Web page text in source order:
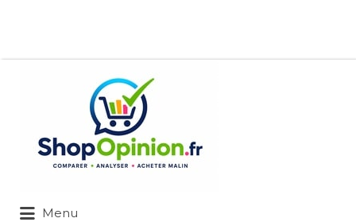
Menu